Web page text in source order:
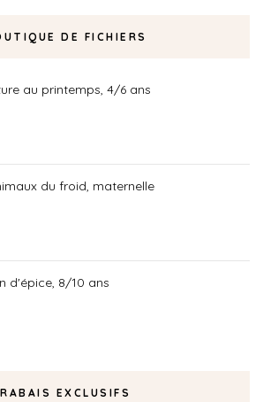
DE FICHIERS
au printemps, 4/6 ans
du froid, maternelle
d'épice, 8/10 ans
RABAIS EXCLUSIFS